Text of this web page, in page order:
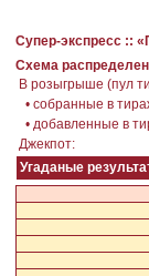
Супер-экспресс ::
Схема
В розыгрыше (пул
• собранные в
• добавленные в
Джекпот:
Угаданые